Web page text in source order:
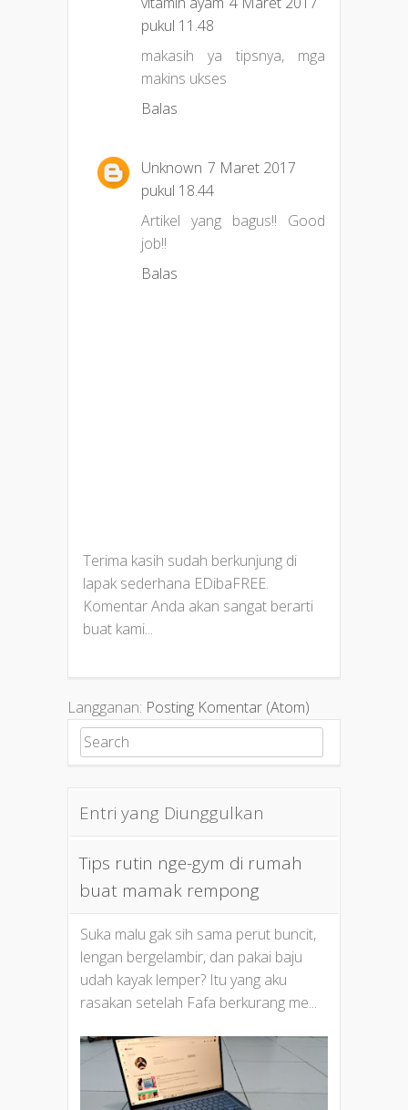
pukul 11.48
makasih ya tipsnya, mga
makins ukses
Balas
Unknown 7 Maret 2017
pukul 18.44
Artikel yang bagus!! Good
job!!
Balas
Terima kasih sudah berkunjung di
lapak sederhana EDibaFREE.
Komentar Anda akan sangat berarti
buat kami...
Langganan: Posting Komentar (Atom)
Search for:
Entri yang Diunggulkan
Tips rutin nge-gym di rumah
buat mamak rempong
Suka malu gak sih sama perut buncit,
lengan bergelambir, dan pakai baju
udah kayak lemper? Itu yang aku
rasakan setelah Fafa berkurang me...